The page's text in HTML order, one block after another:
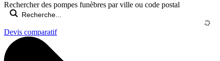
Rechercher des pompes funèbres par ville ou code postal
Devis comparatif